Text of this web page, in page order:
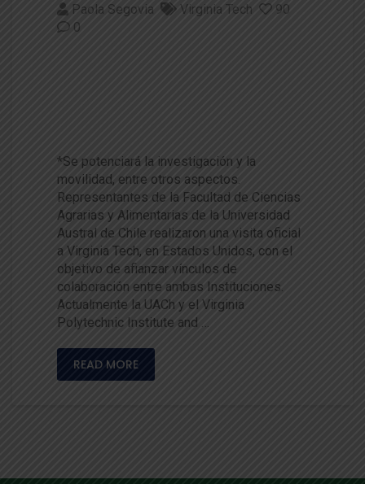
Paola Segovia Virginia Tech
90
0
*Se potenciará la investigación y la
movilidad, entre otros aspectos.
Representantes de la Facultad de Ciencias
Agrarias y Alimentarias de la Universidad
Austral de Chile realizaron una visita oficial
a Virginia Tech, en Estados Unidos, con el
objetivo de afianzar vínculos de
colaboración entre ambas Instituciones.
Actualmente la UACh y el Virginia
Polytechnic Institute and …
READ MORE